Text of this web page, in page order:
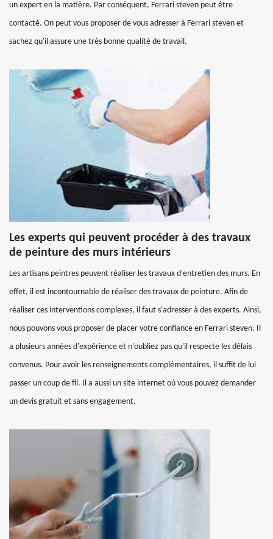
un expert en la matière. Par conséquent, Ferrari steven peut être
contacté. On peut vous proposer de vous adresser à Ferrari steven et
sachez qu'il assure une très bonne qualité de travail.
Les experts qui peuvent procéder à des travaux
de peinture des murs intérieurs
Les artisans peintres peuvent réaliser les travaux d'entretien des murs. En
effet, il est incontournable de réaliser des travaux de peinture. Afin de
réaliser ces interventions complexes, il faut s'adresser à des experts. Ainsi,
nous pouvons vous proposer de placer votre confiance en Ferrari steven. Il
a plusieurs années d'expérience et n'oubliez pas qu'il respecte les délais
convenus. Pour avoir les renseignements complémentaires, il suffit de lui
passer un coup de fil. Il a aussi un site internet où vous pouvez demander
un devis gratuit et sans engagement.